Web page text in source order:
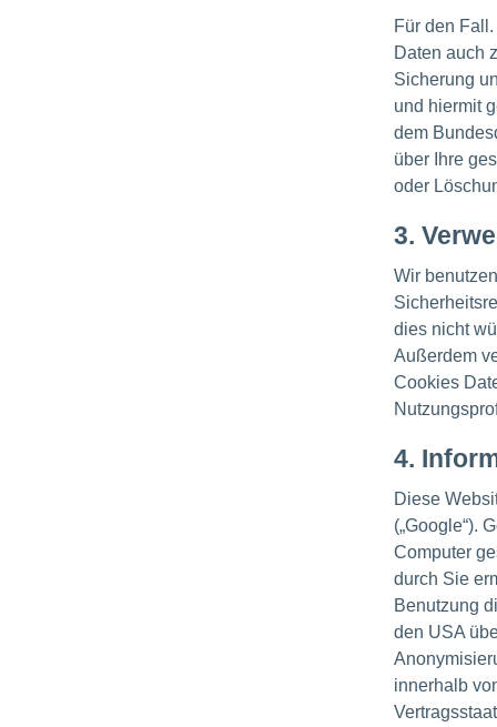
Für den
Daten auch
Sicherung
und hiermit
dem
über Ihre
oder
3.
Wir
dies nicht
Außerdem
Cookies
4.
Diese
(„Google“).
Computer
durch Sie
Benutzung
den USA
innerhalb